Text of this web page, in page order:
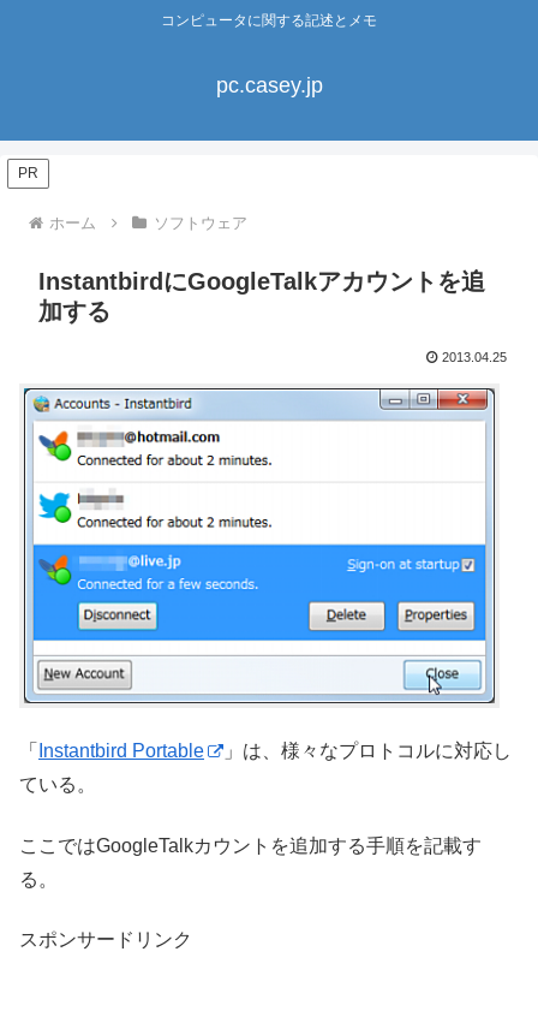
コンピュータに関する記述とメモ
pc.casey.jp
PR
ホーム ソフトウェア
InstantbirdにGoogleTalkアカウントを追
加する
2013.04.25
「 Instantbird Portable
」は、様々なプロトコルに対応し
ている。
ここではGoogleTalkカウントを追加する手順を記載す
る。
スポンサードリンク